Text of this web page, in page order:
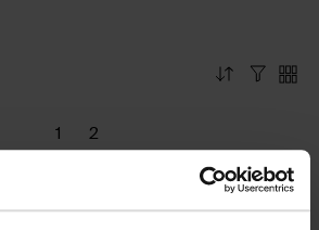
Nombre de produits par page :
Précédent
1
Précédent
2